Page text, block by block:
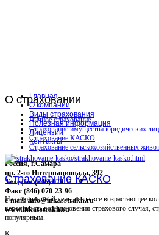
О страховании
Личное страхование
Страхование имущества юридических лиц
Страхование КАСКО
Страхование сельскохозяйственных
Россия, г.Самара
пр. 2-го Интернационала, 392
Телефон (846) 070-11-14
Факс (846) 070-23-96
e-mail: info@inkasstrakh.ru
www.inkasstrakh.ru
Главная
О компании
Виды страхования
Полезная информация
Лицензии
Контакты
Страхование КАСКО
На сегодняшний день, когда все возрастающее
вероятность возникновения страхового случая,
популярным.